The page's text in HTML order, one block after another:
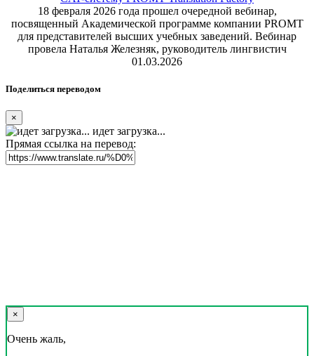
18 февраля 2026 года прошел очередной вебинар,
посвященный Академической программе компании PROMT
для представителей высших учебных заведений. Вебинар
провела Наталья Железняк, руководитель лингвистич
01.03.2026
Поделиться переводом
×
идет загрузка...
Прямая ссылка на перевод:
×
Очень жаль,